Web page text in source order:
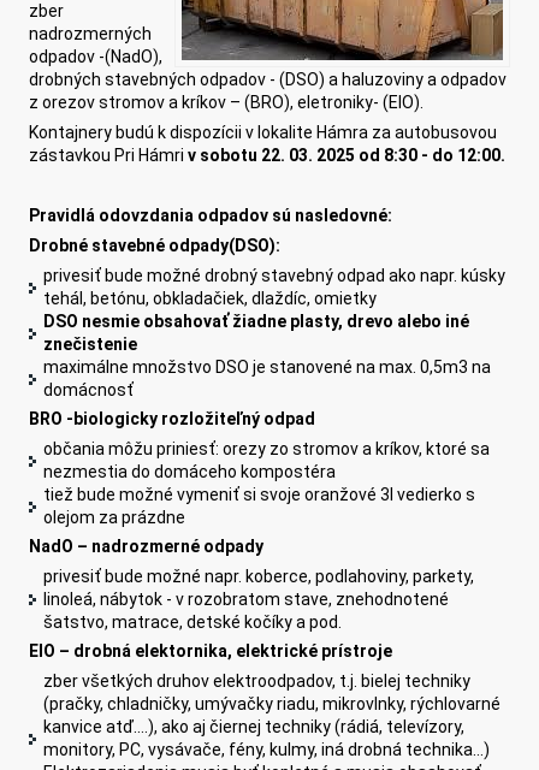
zber
nadrozmerných
odpadov -(NadO),
drobných stavebných odpadov - (DSO) a haluzoviny a odpadov
z orezov stromov a kríkov – (BRO), eletroniky- (ElO).
Kontajnery budú k dispozícii v lokalite Hámra za autobusovou
zástavkou Pri Hámriv sobotu 22. 03. 2025 od 8:30 - do 12:00.
Pravidlá odovzdania odpadov sú nasledovné:
Drobné stavebné odpady(DSO):
privesiť bude možné drobný stavebný odpad ako napr. kúsky
tehál, betónu, obkladačiek, dlaždíc, omietky
DSO nesmie obsahovať žiadne plasty, drevo alebo iné
znečistenie
maximálne množstvo DSO je stanovené na max. 0,5m3 na
domácnosť
BRO -biologicky rozložiteľný odpad
občania môžu priniesť: orezy zo stromov a kríkov, ktoré sa
nezmestia do domáceho kompostéra
tiež bude možné vymeniť si svoje oranžové 3l vedierko s
olejom za prázdne
NadO – nadrozmerné odpady
privesiť bude možné napr. koberce, podlahoviny, parkety,
linoleá, nábytok - v rozobratom stave, znehodnotené
šatstvo, matrace, detské kočíky a pod.
ElO – drobná elektornika, elektrické prístroje
zber všetkých druhov elektroodpadov, t.j. bielej techniky
(pračky, chladničky, umývačky riadu, mikrovlnky, rýchlovarné
kanvice atď....), ako aj čiernej techniky (rádiá, televízory,
monitory, PC, vysávače, fény, kulmy, iná drobná technika...)